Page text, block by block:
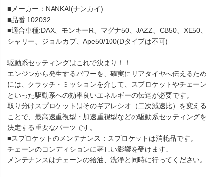
■メーカー：NANKAI(ナンカイ)
■品番:102032
■適合車種:DAX、モンキーR、マグナ50、JAZZ、CB50、XE50、
シャリー、ジョルカブ、Ape50/100(Dタイプは不可)
駆動系セッティングはこれで決まり！！
エンジンから発生するパワーを、確実にリアタイヤへ伝えるため
には、クラッチ・ミッションを介して、スプロケットやチェーン
といった駆動系への効率良いエネルギーの伝達が必要です。
取り分けスプロケットはそのギアレシオ（二次減速比）を変える
ことで、最高速重視型・加速重視型などの駆動系セッティングを
決定する重要なパーツです。
■スプロケットのメンテナンス：スプロケットは消耗品です。
チェーンのコンディションに著しい影響を受けます。
メンテナンスはチェーンの給油、洗浄と同時に行ってください。